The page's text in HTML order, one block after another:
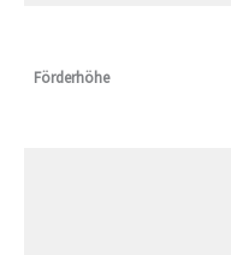
Förderhöhe